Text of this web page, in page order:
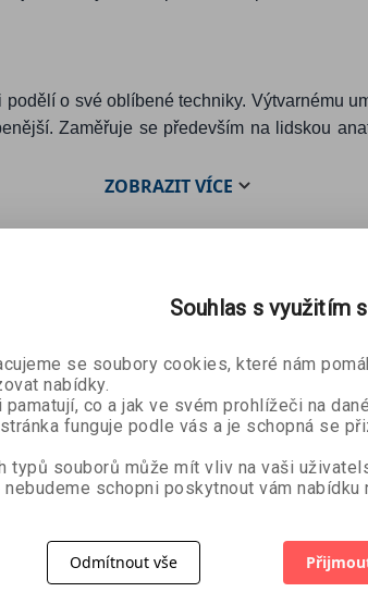
o své oblíbené techniky. Výtvarnému
Zaměřuje se především na lidskou
ZOBRAZITVÍCE
Kreslíme
Christopher Hart
Souhlas s využitím
se soubory cookies, které nám
nabídky.
co a jak ve svém prohlížeči na
funguje podle vás a je schopná se
typů souborů může mít vliv na vaši
schopni poskytnout vám nabídku
Odmítnout vše